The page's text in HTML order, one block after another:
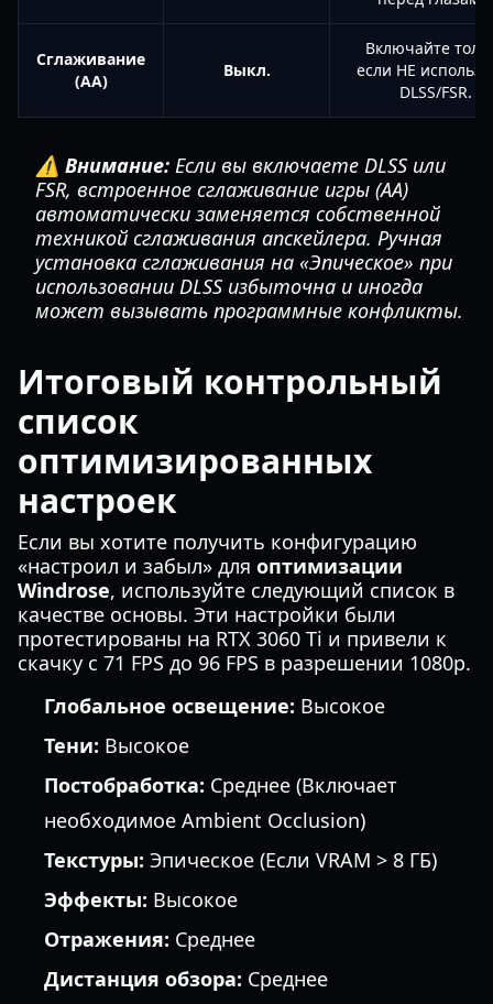
Сглаживание
(AA)
Выкл.
Включайте
если НЕ
DLSS/FSR.
⚠️ Внимание: Если вы включаете DLSS или
FSR, встроенное сглаживание игры (AA)
автоматически заменяется собственной
техникой сглаживания апскейлера. Ручная
установка сглаживания на «Эпическое» при
использовании DLSS избыточна и иногда
может вызывать программные конфликты.
Итоговый контрольный
список
оптимизированных
настроек
Если вы хотите получить конфигурацию
«настроил и забыл» для оптимизации
Windrose, используйте следующий список в
качестве основы. Эти настройки были
протестированы на RTX 3060 Ti и привели к
скачку с 71 FPS до 96 FPS в разрешении 1080p.
Глобальное освещение: Высокое
Тени: Высокое
Постобработка: Среднее (Включает
необходимое Ambient Occlusion)
Текстуры: Эпическое (Если VRAM > 8 ГБ)
Эффекты: Высокое
Отражения: Среднее
Дистанция обзора: Среднее